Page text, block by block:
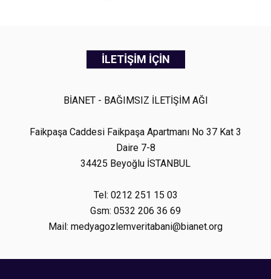
İLETİŞİM İÇİN
BİANET - BAĞIMSIZ İLETİŞİM AĞI
Faikpaşa Caddesi Faikpaşa Apartmanı No 37 Kat 3
Daire 7-8
34425 Beyoğlu İSTANBUL
Tel: 0212 251 15 03
Gsm: 0532 206 36 69
Mail: medyagozlemveritabani@bianet.org